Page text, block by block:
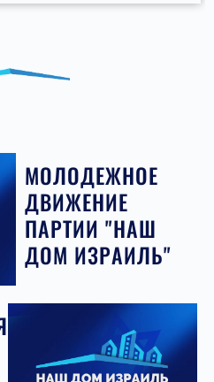
МОЛОДЕЖНОЕ
ДВИЖЕНИЕ
ПАРТИИ "НАШ
ДОМ ИЗРАИЛЬ"